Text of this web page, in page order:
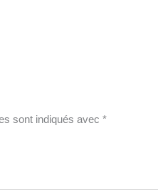
sont indiqués avec*